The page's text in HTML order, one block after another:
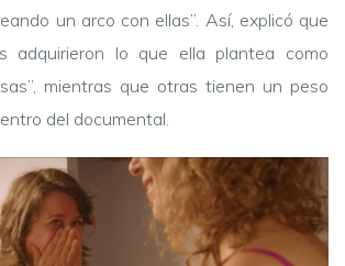
un arco con ellas”. Así, explicó que
adquirieron lo que ella plantea como
mientras que otras tienen un peso
del documental.